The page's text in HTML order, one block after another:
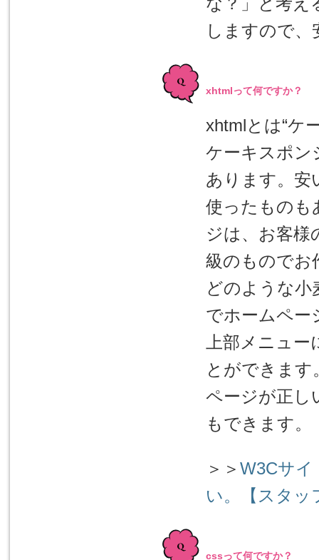
しますので
xhtmlって何ですか？
xhtmlとは“ケ
ケーキスポン
あります。安
使ったものも
ジは、お客様
級のものでお
どのような小
でホームペー
上部メニュ
とができま
ページが正し
もできます。
＞＞ W3Cサ
い。【スタッ
cssって何ですか？